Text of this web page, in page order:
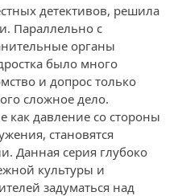
детективов, решила
Параллельно с
органы
было много
и допрос только
сложное дело.
как давление со стороны
становятся
Данная серия глубоко
культуры и
задуматься над